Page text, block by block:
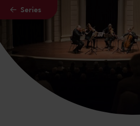
Naar hoofdcontent
Series